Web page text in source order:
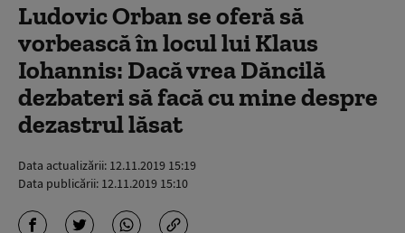
Ludovic Orban se oferă să
vorbească în locul lui Klaus
Iohannis: Dacă vrea Dăncilă
dezbateri să facă cu mine despre
dezastrul lăsat
Data actualizării: 12.11.2019 15:19
Data publicării: 12.11.2019 15:10